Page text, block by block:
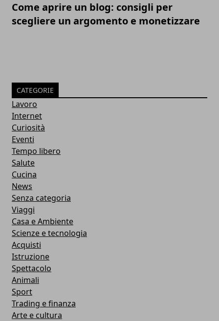
Come aprire un blog: consigli per
scegliere un argomento e monetizzare
CATEGORIE
Lavoro
Internet
Curiosità
Eventi
Tempo libero
Salute
Cucina
News
Senza categoria
Viaggi
Casa e Ambiente
Scienze e tecnologia
Acquisti
Istruzione
Spettacolo
Animali
Sport
Trading e finanza
Arte e cultura